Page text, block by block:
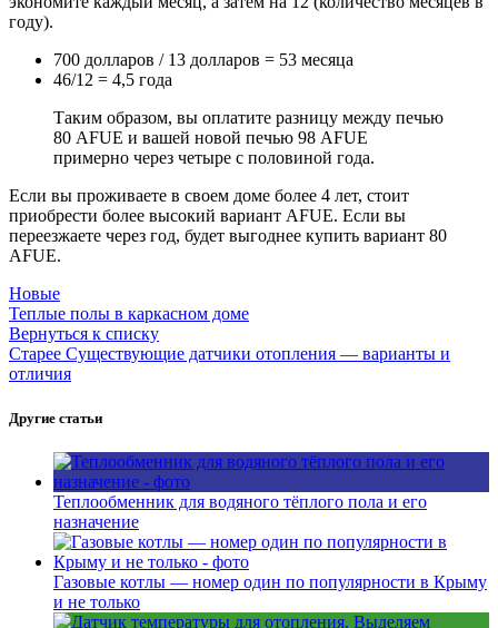
году).
700 долларов / 13 долларов = 53 месяца
46/12 = 4,5 года
Таким образом, вы оплатите разницу между печью
80 AFUE и вашей новой печью 98 AFUE
примерно через четыре с половиной года.
Если вы проживаете в своем доме более 4 лет, стоит
приобрести более высокий вариант AFUE. Если вы
переезжаете через год, будет выгоднее купить вариант 80
AFUE.
Новые
Теплые полы в каркасном доме
Вернуться к списку
Старее Существующие датчики отопления — варианты и
отличия
Другие статьи
Теплообменник для водяного тёплого пола и его
назначение
Газовые котлы — номер один по популярности в Крыму
и не только